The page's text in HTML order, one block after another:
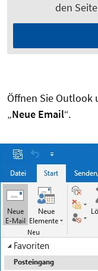
den
Öffnen Sie Outlook
„Neue Email“.